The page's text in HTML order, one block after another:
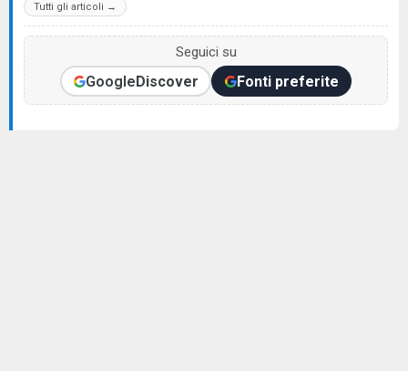
Tutti gli articoli →
Seguici su
GoogleDiscover Fonti preferite